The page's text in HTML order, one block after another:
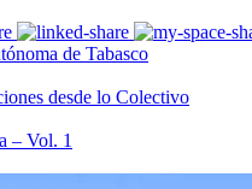
de Tabasco
desde lo Colectivo
– Vol. 1